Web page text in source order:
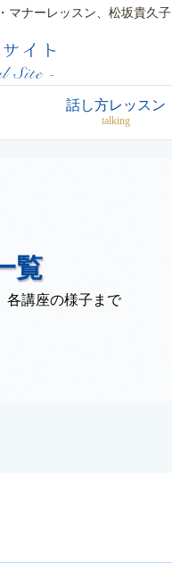
マナーレッスン、松坂貴久子
話し方レッスン
talking
覧
各講座の様子まで